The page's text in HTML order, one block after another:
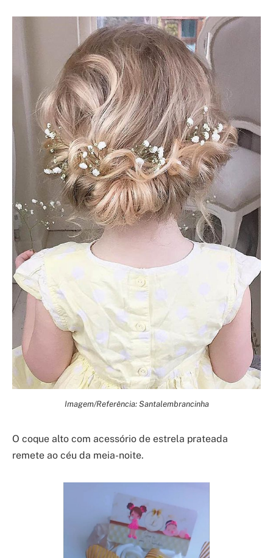
Imagem/Referência: Santalembrancinha
O coque alto com acessório de estrela prateada
remete ao céu da meia-noite.